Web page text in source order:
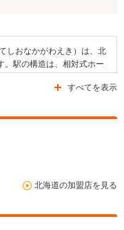
しおなかがわえき）は、北
。駅の構造は、相対式ホー
ており、中川郵便局や道の
られています。また、周辺
国道）や道道438号線、道
すべてを表示
北海道の加盟店を見る